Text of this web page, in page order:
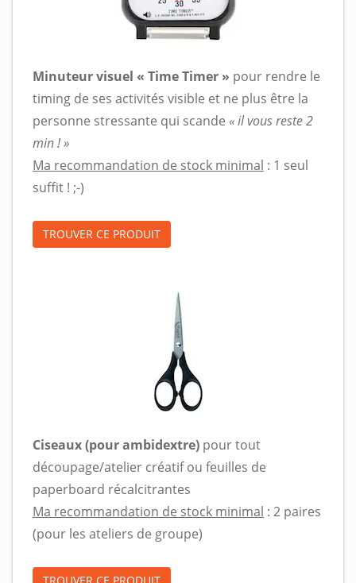
Minuteur visuel « Time Timer » pour rendre le
timing de ses activités visible et ne plus être la
personne stressante qui scande « il vous reste 2
min ! »
Ma recommandation de stock minimal : 1 seul
suffit ! ;-)
TROUVER CE PRODUIT
Ciseaux (pour ambidextre) pour tout
découpage/atelier créatif ou feuilles de
paperboard récalcitrantes
Ma recommandation de stock minimal : 2 paires
(pour les ateliers de groupe)